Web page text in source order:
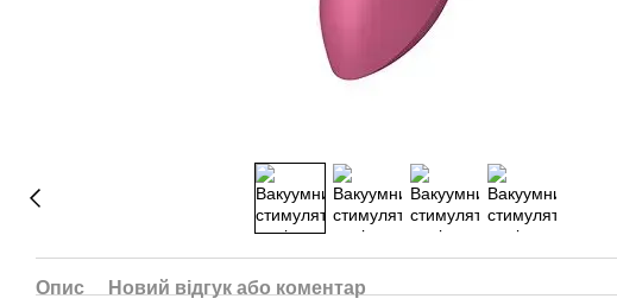
Опис
Новий відгук або коментар